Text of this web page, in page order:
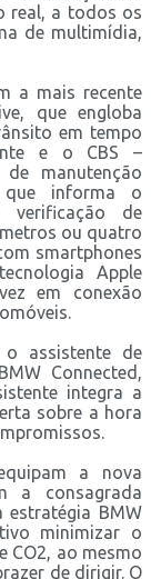
real, a todos os
de multimídia,
a mais recente
que engloba
em tempo
e o CBS –
manutenção
que informa o
verificação de
ou quatro
smartphones
Apple
em conexão
assistente de
Connected,
integra a
sobre a hora
a nova
a consagrada
estratégia BMW
minimizar o
CO2, ao mesmo
de dirigir. O